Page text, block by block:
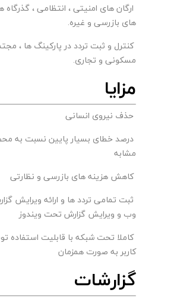
ارگان های امنیتی ، انتظامی ، گذرگاه
های بازرسی و غیره.
کنترل و ثبت تردد در پارکینگ ها ،
مسکونی و تجاری.
مزایا
حذف نیروی انسانی
درصد خطای بسیار پایین نسبت به
مشابه
کاهش هزینه های بازرسی و نظارتی
ثبت تمامی تردد ها و ارائه ویرایش
وب و ویرایش گزارش تحت ویندوز
کاملا تحت شبکه با قابلیت استفاده
کاربر به صورت همزمان
گزارشات